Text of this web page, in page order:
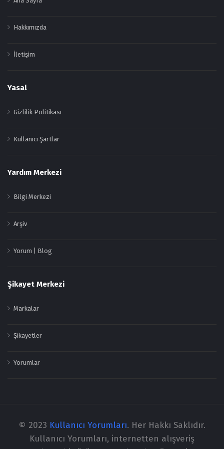
Hakkımızda
İletişim
Yasal
Gizlilik Politikası
Kullanıcı Şartlar
Yardım Merkezi
Bilgi Merkezi
Arşiv
Yorum | Blog
Şikayet Merkezi
Markalar
Şikayetler
Yorumlar
© 2023 Kullanıcı Yorumları. Her Hakkı Saklıdır.
Kullanıcı Yorumları, internetten alışveriş